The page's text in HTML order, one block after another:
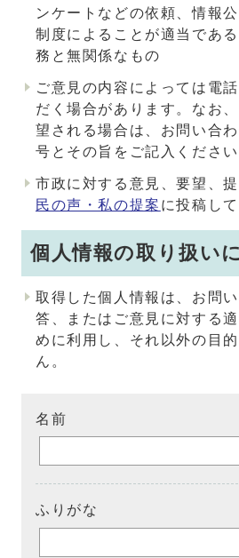
ンケートなどの依頼、情報
制度によることが適当であ
務と無関係なもの
ご意見の内容によっては電
だく場合があります。なお
望される場合は、お問い合
号とその旨をご記入ください
市政に対する意見、要望、提
民の声・私の提案 に投稿し
個人情報の取り扱い
取得した個人情報は、お問
答、またはご意見に対する
めに利用し、それ以外の目
ん。
名前
ふりがな